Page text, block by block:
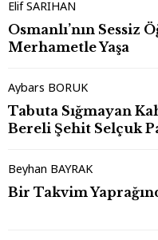
Elif SARIHAN
Osmanlı’nın Sessiz
Merhametle Yaşa
Aybars BORUK
Tabuta Sığmayan
Bereli Şehit Selçuk
Beyhan BAYRAK
Bir Takvim